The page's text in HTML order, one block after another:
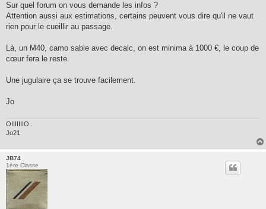
Sur quel forum on vous demande les infos ?
Attention aussi aux estimations, certains peuvent vous dire qu'il ne vaut
rien pour le cueillir au passage.
Là, un M40, camo sable avec decalc, on est minima à 1000 €, le coup de
cœur fera le reste.
Une jugulaire ça se trouve facilement.
Jo
OIIIIIIIO .
Jo21
JB74
1ère Classe